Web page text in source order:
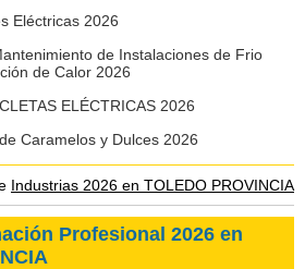
Eléctricas 2026
de Instalaciones de Frio
de Calor 2026
ELÉCTRICAS 2026
Caramelos y Dulces 2026
Industrias 2026 en TOLEDO PROVINCIA
Profesional 2026 en